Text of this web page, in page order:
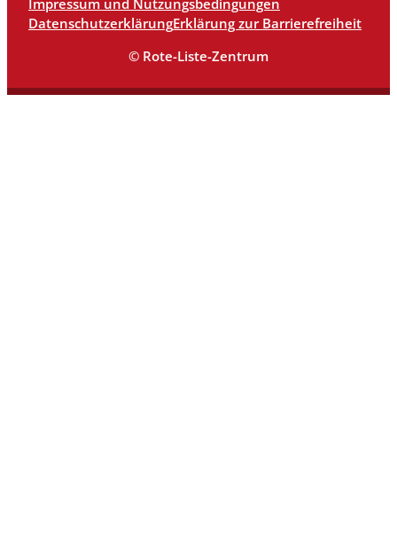
Impressum und Nutzungsbedingungen
DatenschutzerklärungErklärung zur Barrierefreiheit
© Rote-Liste-Zentrum